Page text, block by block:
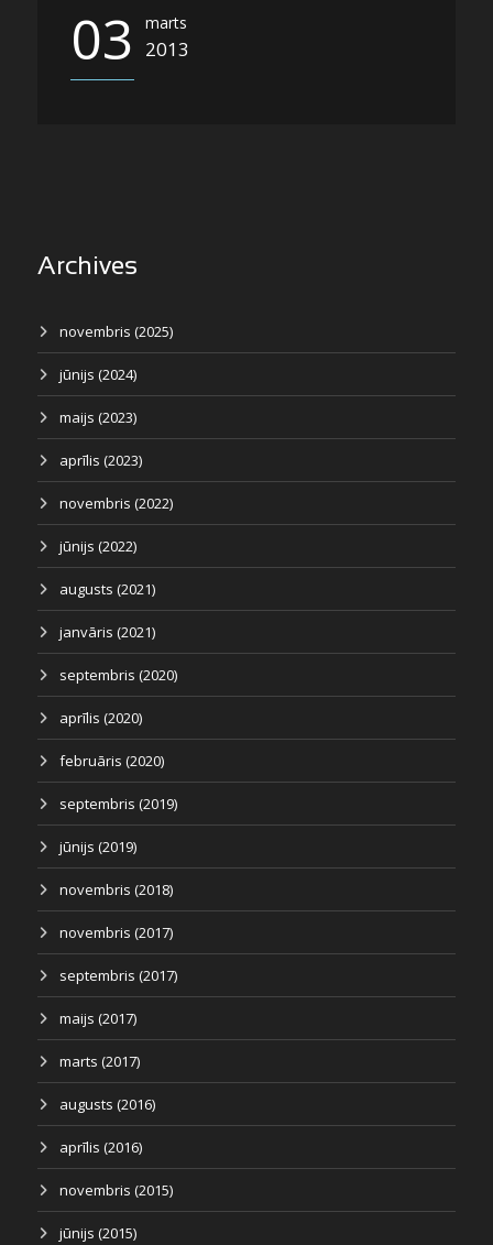
03 marts
2013
Archives
novembris (2025)
jūnijs (2024)
maijs (2023)
aprīlis (2023)
novembris (2022)
jūnijs (2022)
augusts (2021)
janvāris (2021)
septembris (2020)
aprīlis (2020)
februāris (2020)
septembris (2019)
jūnijs (2019)
novembris (2018)
novembris (2017)
septembris (2017)
maijs (2017)
marts (2017)
augusts (2016)
aprīlis (2016)
novembris (2015)
jūnijs (2015)